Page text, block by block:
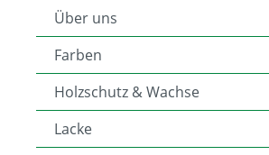
Über uns
Farben
Holzschutz & Wachse
Lacke